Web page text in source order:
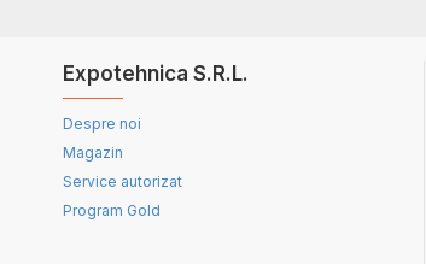
Expotehnica S.R.L.
Despre noi
Magazin
Service autorizat
Program Gold